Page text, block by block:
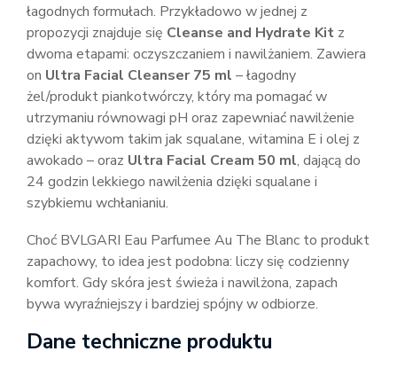
łagodnych formułach. Przykładowo w jednej z
propozycji znajduje się Cleanse and Hydrate Kit z
dwoma etapami: oczyszczaniem i nawilżaniem. Zawiera
on Ultra Facial Cleanser 75 ml – łagodny
żel/produkt piankotwórczy, który ma pomagać w
utrzymaniu równowagi pH oraz zapewniać nawilżenie
dzięki aktywom takim jak squalane, witamina E i olej z
awokado – oraz Ultra Facial Cream 50 ml, dającą do
24 godzin lekkiego nawilżenia dzięki squalane i
szybkiemu wchłanianiu.
Choć BVLGARI Eau Parfumee Au The Blanc to produkt
zapachowy, to idea jest podobna: liczy się codzienny
komfort. Gdy skóra jest świeża i nawilżona, zapach
bywa wyraźniejszy i bardziej spójny w odbiorze.
Dane techniczne produktu